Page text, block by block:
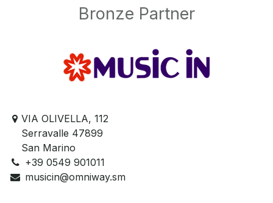
Bronze Partner
VIA OLIVELLA, 112
Serravalle 47899
San Marino
+39 0549 901011
musicin@omniway.sm